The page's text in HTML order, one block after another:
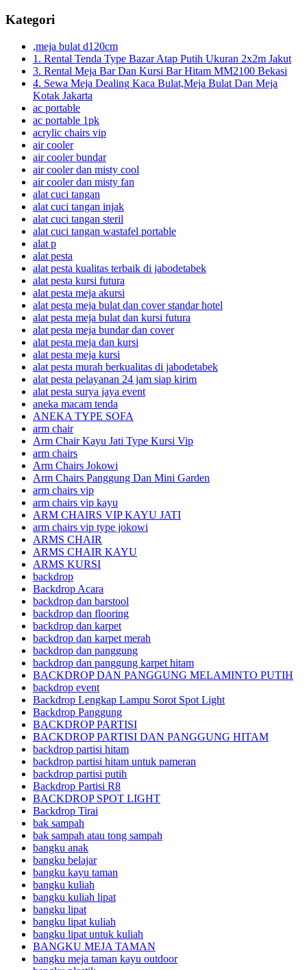
Kategori
,meja bulat d120cm
1. Rental Tenda Type Bazar Atap Putih Ukuran 2x2m Jakut
3. Rental Meja Bar Dan Kursi Bar Hitam MM2100 Bekasi
4. Sewa Meja Dealing Kaca Bulat,Meja Bulat Dan Meja
Kotak Jakarta
ac portable
ac portable 1pk
acrylic chairs vip
air cooler
air cooler bundar
air cooler dan misty cool
air cooler dan misty fan
alat cuci tangan
alat cuci tangan injak
alat cuci tangan steril
alat cuci tangan wastafel portable
alat p
alat pesta
alat pesta kualitas terbaik di jabodetabek
alat pesta kursi futura
alat pesta meja akursi
alat pesta meja bulat dan cover standar hotel
alat pesta meja bulat dan kursi futura
alat pesta meja bundar dan cover
alat pesta meja dan kursi
alat pesta meja kursi
alat pesta murah berkualitas di jabodetabek
alat pesta pelayanan 24 jam siap kirim
alat pesta surya jaya event
aneka macam tenda
ANEKA TYPE SOFA
arm chair
Arm Chair Kayu Jati Type Kursi Vip
arm chairs
Arm Chairs Jokowi
Arm Chairs Panggung Dan Mini Garden
arm chairs vip
arm chairs vip kayu
ARM CHAIRS VIP KAYU JATI
arm chairs vip type jokowi
ARMS CHAIR
ARMS CHAIR KAYU
ARMS KURSI
backdrop
Backdrop Acara
backdrop dan barstool
backdrop dan flooring
backdrop dan karpet
backdrop dan karpet merah
backdrop dan panggung
backdrop dan panggung karpet hitam
BACKDROP DAN PANGGUNG MELAMINTO PUTIH
backdrop event
Backdrop Lengkap Lampu Sorot Spot Light
Backdrop Panggung
BACKDROP PARTISI
BACKDROP PARTISI DAN PANGGUNG HITAM
backdrop partisi hitam
backdrop partisi hitam untuk pameran
backdrop partisi putih
Backdrop Partisi R8
BACKDROP SPOT LIGHT
Backdrop Tirai
bak sampah
bak sampah atau tong sampah
bangku anak
bangku belajar
bangku kayu taman
bangku kuliah
bangku kuliah lipat
bangku lipat
bangku lipat kuliah
bangku lipat untuk kuliah
BANGKU MEJA TAMAN
bangku meja taman kayu outdoor